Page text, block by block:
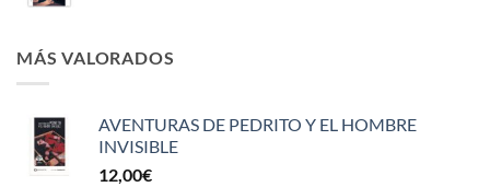
MÁS VALORADOS
AVENTURAS DE PEDRITO Y EL HOMBRE
INVISIBLE
12,00€